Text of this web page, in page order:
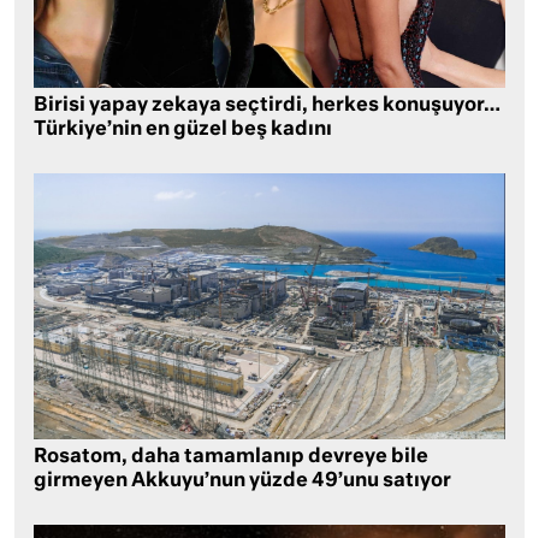
Birisi yapay zekaya seçtirdi, herkes konuşuyor…
Türkiye’nin en güzel beş kadını
Rosatom, daha tamamlanıp devreye bile
girmeyen Akkuyu’nun yüzde 49’unu satıyor